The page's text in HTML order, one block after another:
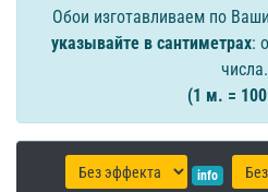
Обои изготавливаем по
указывайте в сантиметрах:
числа.
(1 м. =
info